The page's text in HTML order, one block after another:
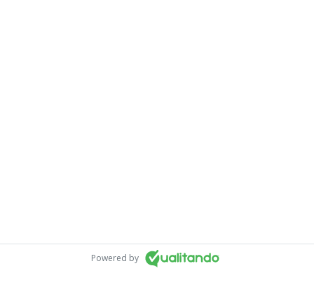
Powered by